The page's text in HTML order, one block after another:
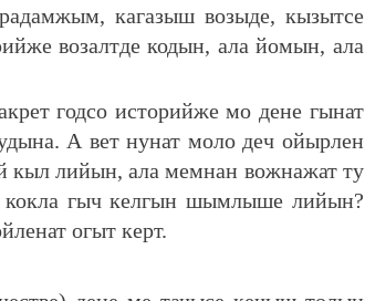
кагазыш возыде, кызытсе
возалтде кодын, ала йомын, ала
годсо историйже мо дене гынат
А вет нунат моло деч ойырлен
кыл лийын, ала мемнан вожнажат ту
гыч келгын шымлыше лийын?
огыт керт.